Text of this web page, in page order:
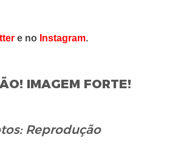
e no Instagram.
IMAGEM FORTE!
Reprodução